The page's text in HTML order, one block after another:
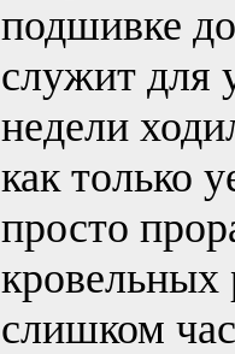
подшивке
служит для
недели
как только
просто
кровельных
слишком